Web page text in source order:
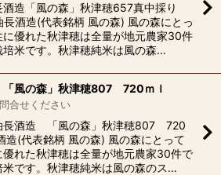
酒造「風の森」秋津穂657真中採り
酒造(代表銘柄 風の森) 風の森にとっ
に優れた秋津穂は全量が地元農家30件
培米です。秋津穂純米は風の森…
風の森」秋津穂807 720ｍｌ
合せください
酒造 「風の森」秋津穂807 720
造(代表銘柄 風の森) 風の森にとって
優れた秋津穂は全量が地元農家30件で
米です。秋津穂純米は風の森のス…